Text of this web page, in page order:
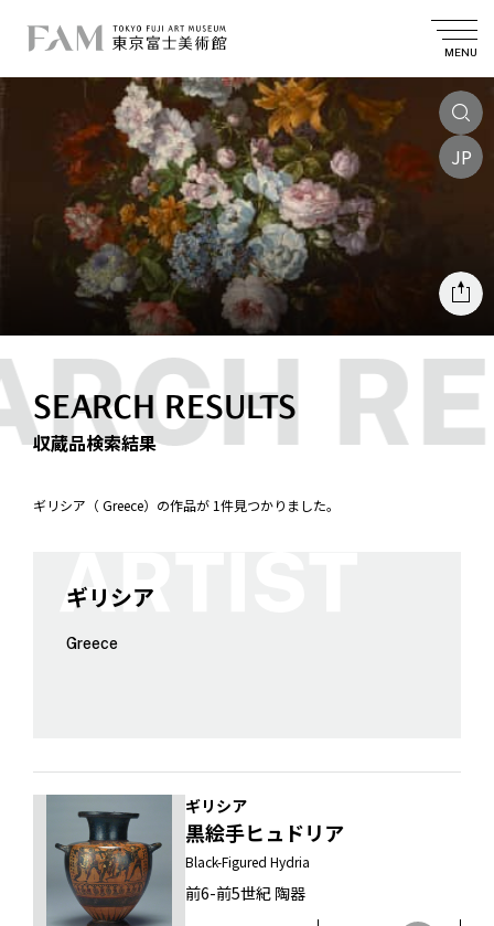
MENU
JP
SEARCH RESULTS
収蔵品検索結果
ギリシア（ Greece）の作品が 1件見つかりました。
ギリシア
Greece
ギリシア
黒絵手ヒュドリア
Black-Figured Hydria
前6-前5世紀 陶器